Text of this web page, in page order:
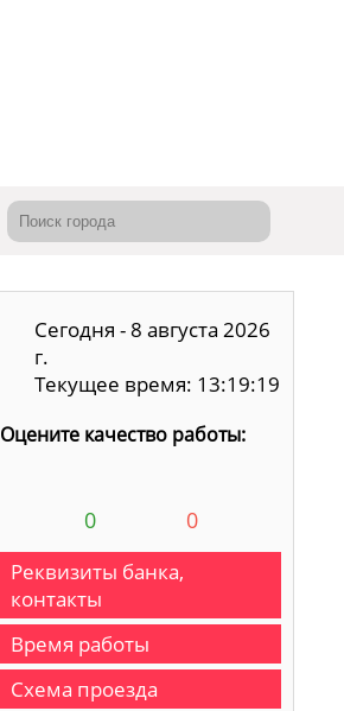
Сегодня - 8 августа 2026
г.
Текущее время: 13:19:20
Оцените качество работы:
0 0
Реквизиты банка,
контакты
Время работы
Схема проезда